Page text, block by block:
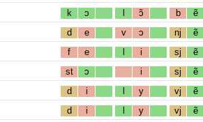
k ɔ l ɔ̃ b ẽ
d e v ɔ nj ẽ
f e l i sj ẽ
st ɔ i sj ẽ
d i l y vj ẽ
d i l y vj ẽ